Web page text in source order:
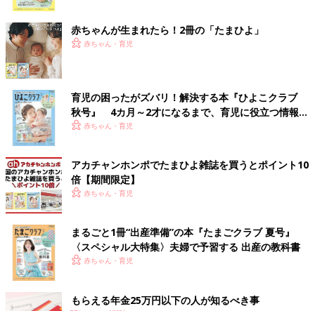
赤ちゃんが生まれたら！2冊の「たまひよ」
赤ちゃん・育児
育児の困ったがズバリ！解決する本『ひよこクラブ
秋号』 4カ月～2才になるまで、育児に役立つ情報が
いっぱい！
赤ちゃん・育児
アカチャンホンポでたまひよ雑誌を買うとポイント10
倍【期間限定】
赤ちゃん・育児
まるごと1冊“出産準備”の本『たまごクラブ 夏号』
〈スペシャル大特集〉夫婦で予習する 出産の教科書
赤ちゃん・育児
もらえる年金25万円以下の人が知るべき事